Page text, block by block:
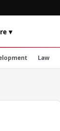
▾
Law